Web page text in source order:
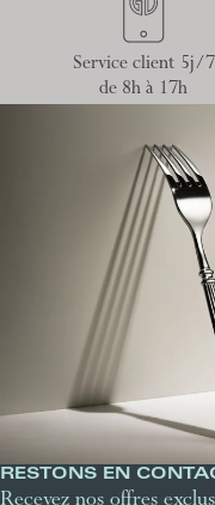
Service client 5j/7
de 8h à 17h
RESTONS EN